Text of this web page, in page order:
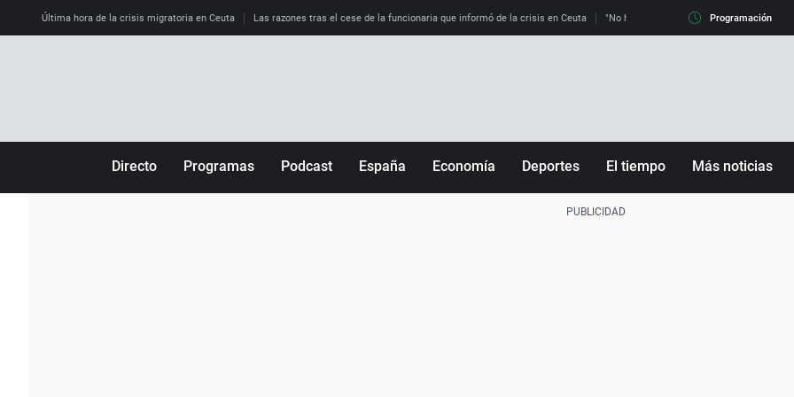
Última hora de la crisis migratoria en Ceuta Las razones tras el cese de la funcionaria que informó de la crisis en Ceuta "No hay mafias, que no nos engañen":
Programación
Directo Programas Podcast España Economía Deportes El tiempo Más noticias